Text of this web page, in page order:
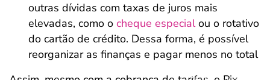
outras dívidas com taxas de juros mais
elevadas, como o cheque especialou o rotativo
do cartão de crédito. Dessa forma, é possível
reorganizar as finanças e pagar menos no total